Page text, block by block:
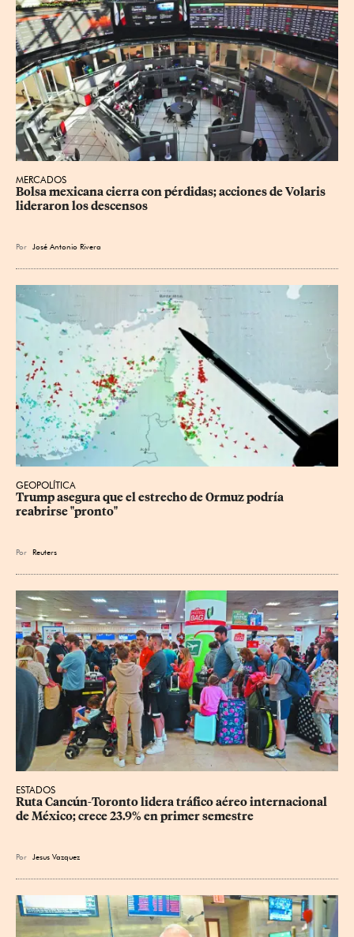
MERCADOS
Bolsa mexicana cierra con pérdidas; acciones de Volaris
lideraron los descensos
Por José Antonio Rivera
GEOPOLÍTICA
Trump asegura que el estrecho de Ormuz podría
reabrirse "pronto"
Por Reuters
ESTADOS
Ruta Cancún-Toronto lidera tráfico aéreo internacional
de México; crece 23.9% en primer semestre
Por Jesus Vazquez